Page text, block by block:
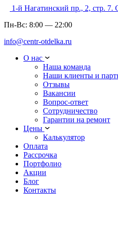
1-й Нагатинский пр., 2, стр. 7.
Пн-Вс: 8:00 — 22:00
info@centr-otdelka.ru
О нас
Наша команда
Наши клиенты и
Отзывы
Вакансии
Вопрос-ответ
Сотрудничество
Гарантии на ремонт
Цены
Калькулятор
Оплата
Рассрочка
Портфолио
Акции
Блог
Контакты